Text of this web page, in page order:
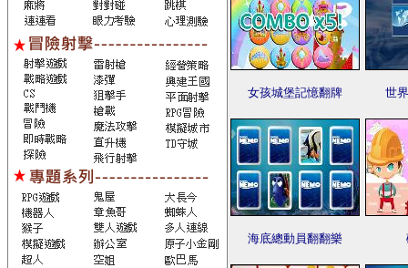
女孩城堡記憶翻牌 世
海底總動員翻翻樂